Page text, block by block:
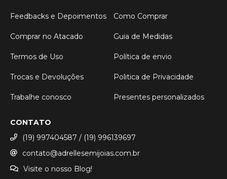
Feedbacks e Depoimentos Como Comprar
Comprar no Atacado Guia de Medidas
Termos de Uso Política de envio
Trocas e Devoluções Politica de Privacidade
Trabalhe conosco Presentes personalizados
CONTATO
(19) 997404587 / (19) 996139697
contato@adrellesemijoias.com.br
Visite o nosso Blog!